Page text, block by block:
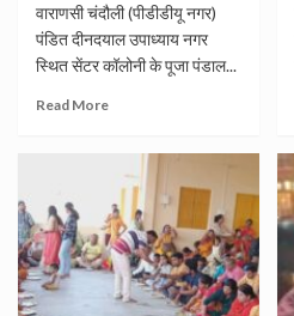
वाराणसी चंदौली (पीडीडीयू नगर)
पंडित दीनदयाल उपाध्याय नगर
स्थित सेंटर कॉलोनी के पूजा पंडाल...
Read More